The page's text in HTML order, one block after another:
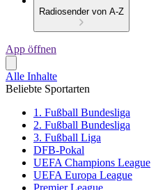
Radiosender von A-Z
App öffnen
Alle Inhalte
Beliebte Sportarten
1. Fußball Bundesliga
2. Fußball Bundesliga
3. Fußball Liga
DFB-Pokal
UEFA Champions League
UEFA Europa League
Premier League